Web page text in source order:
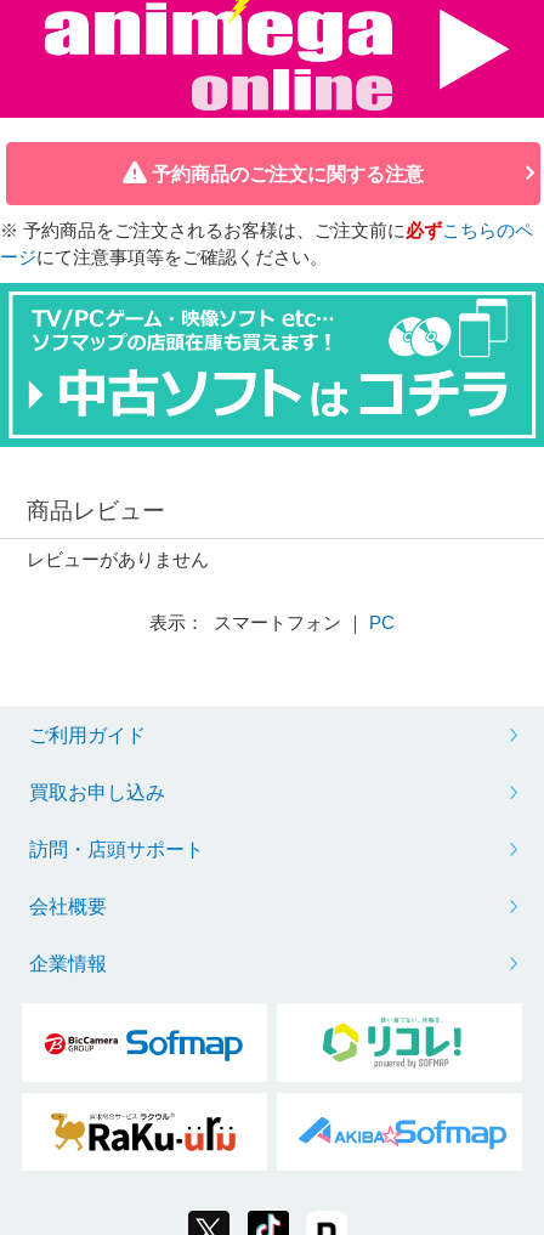
予約商品のご注文に関する注意
※ 予約商品をご注文されるお客様は、ご注文前に必ずこちらのペ
ージにて注意事項等をご確認ください。
商品レビュー
レビューがありません
表示： スマートフォン ｜ PC
ご利用ガイド
買取お申し込み
訪問・店頭サポート
会社概要
企業情報